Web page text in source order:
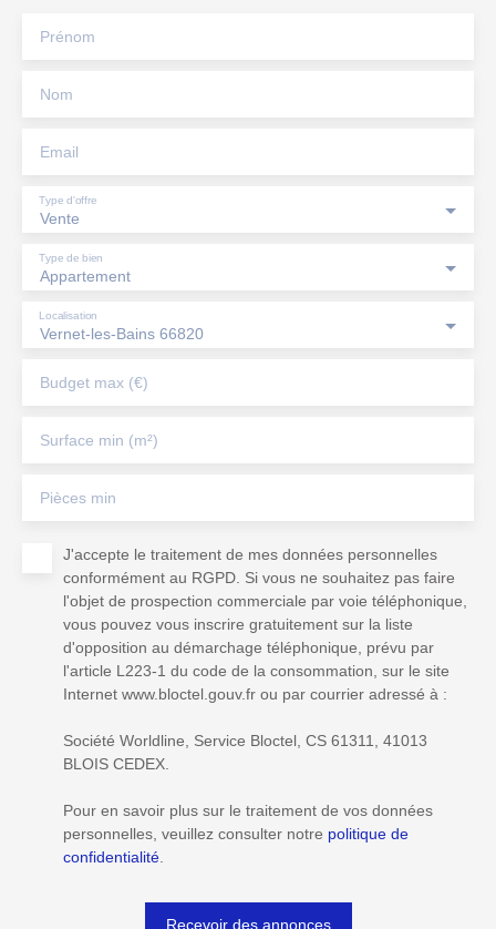
Prénom
Nom
Email
Vente
Type d'offre
Appartement
Type de bien
Vernet-les-Bains 66820
Localisation
Budget max (€)
Surface min (m²)
Pièces min
J'accepte le traitement de mes données personnelles
conformément au RGPD. Si vous ne souhaitez pas faire
l'objet de prospection commerciale par voie téléphonique,
vous pouvez vous inscrire gratuitement sur la liste
d'opposition au démarchage téléphonique, prévu par
l'article L223-1 du code de la consommation, sur le site
Internet www.bloctel.gouv.fr ou par courrier adressé à :
Société Worldline, Service Bloctel, CS 61311, 41013
BLOIS CEDEX.
Pour en savoir plus sur le traitement de vos données
personnelles, veuillez consulter notre politique de
confidentialité
Recevoir des annonces